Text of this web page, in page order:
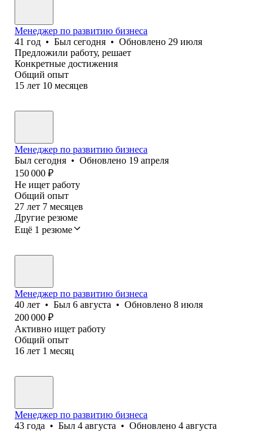
Менеджер по развитию бизнеса
41 год • Был сегодня • Обновлено 29 июля
Предложили работу, решает
Конкретные достижения
Общий опыт
15 лет 10 месяцев
Менеджер по развитию бизнеса
Был сегодня • Обновлено 19 апреля
150 000 ₽
Не ищет работу
Общий опыт
27 лет 7 месяцев
Другие резюме
Ещё 1 резюме
Менеджер по развитию бизнеса
40 лет • Был 6 августа • Обновлено 8 июля
200 000 ₽
Активно ищет работу
Общий опыт
16 лет 1 месяц
Менеджер по развитию бизнеса
43 года • Был 4 августа • Обновлено 4 августа